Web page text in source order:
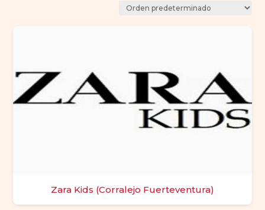
Zara Kids (Corralejo Fuerteventura)